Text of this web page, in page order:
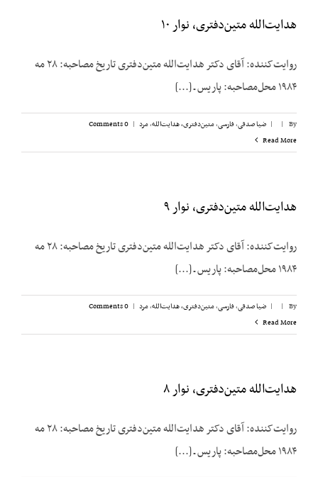
هدایت‌الله متین‌دفتری، نوار ۱۰
روایت‌کننده: آقای دکتر هدایت‌الله متین‌دفتری تاریخ مصاحبه: ۲۸ مه
۱۹۸۴ محل‌مصاحبه: پاریس ـ [...]
By
|
| ضیا صدقی,فارسی,متین‌دفتری، هدایت‌الله,مرد |
0 Comments
Read More
هدایت‌الله متین‌دفتری، نوار ۹
روایت‌کننده: آقای دکتر هدایت‌الله متین‌دفتری تاریخ مصاحبه: ۲۸ مه
۱۹۸۴ محل‌مصاحبه: پاریس ـ [...]
By
|
| ضیا صدقی,فارسی,متین‌دفتری، هدایت‌الله,مرد |
0 Comments
Read More
هدایت‌الله متین‌دفتری، نوار ۸
روایت‌کننده: آقای دکتر هدایت‌الله متین‌دفتری تاریخ مصاحبه: ۲۸ مه
۱۹۸۴ محل‌مصاحبه: پاریس ـ [...]